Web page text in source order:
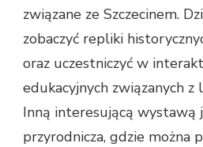
związane ze Szczecinem.
zobaczyć repliki
oraz uczestniczyć w
edukacyjnych związanych
Inną interesującą wystawą
przyrodnicza, gdzie można